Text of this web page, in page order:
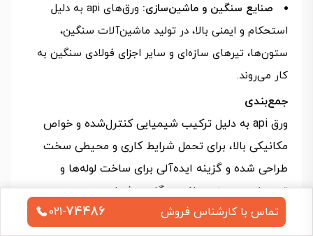
صنایع سنگین و ماشین‌سازی:
ورق‌های api به دلیل
استحکام و ایمنی بالا، در تولید ماشین‌آلات سنگین،
ستون‌ها، تیرهای سازه‌ای و سایر اجزای فولادی سنگین به
کار می‌روند.
جمع‌بندی
ورق api به دلیل ترکیب شیمیایی کنترل‌شده و خواص
مکانیکی بالا، برای تحمل شرایط کاری و محیطی سخت
طراحی شده و گزینه ایده‌آلی برای ساخت لوله‌ها و
تجهیزات در صنعت نفت و گاز به شمار می‌رود. در
انتخاب ورق api باید گرید مناسب بر اساس فشار، نوعتماس با کارشناس فروش 021-74486